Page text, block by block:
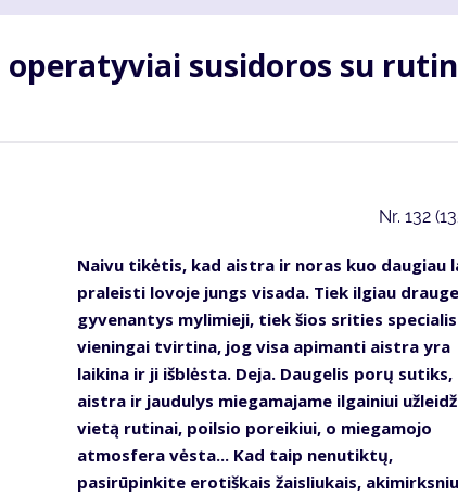
susidoros su
Nr. 132
Naivu tikėtis, kad aistra ir noras kuo daugiau
praleisti lovoje jungs visada. Tiek ilgiau drauge
gyvenantys mylimieji, tiek šios srities
vieningai tvirtina, jog visa apimanti aistra yra
laikina ir ji išblėsta. Deja. Daugelis porų sutiks,
aistra ir jaudulys miegamajame ilgainiui
vietą rutinai, poilsio poreikiui, o miegamojo
atmosfera vėsta... Kad taip nenutiktų,
pasirūpinkite erotiškais žaisliukais, akimirksniu